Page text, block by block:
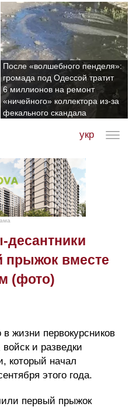
После «волшебного пенделя»:
громада под Одессой тратит
6 миллионов на ремонт
«ничейного» коллектора из-за
фекального скандала
укр
десантники
вместе
(фото)
жизни первокурсников
и разведки
который начал
этого года.
первый прыжок